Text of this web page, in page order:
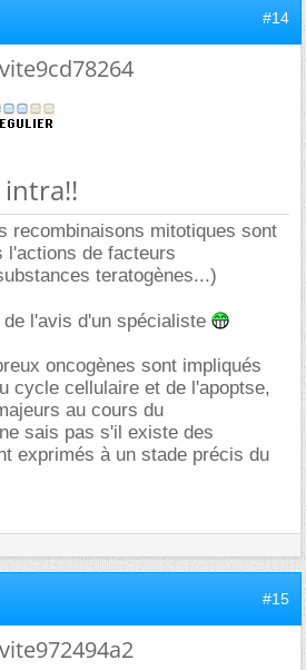
#14
intra!!
recombinaisons mitotiques sont
l'actions de facteurs
teratogènes...)
l'avis d'un spécialiste
oncogènes sont impliqués
cycle cellulaire et de l'apoptse,
au cours du
sais pas s'il existe des
exprimés à un stade précis du
#15